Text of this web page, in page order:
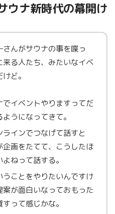
ウナ新時代の幕開け
んがサウナの事を喋っ
来る人たち、みたいなイベ
ど。
でイベントやりますってだ
うになってきて。
インでつなげて話すと
企画をたてて、こうしたほ
ねって話する。
うことをやりたいんですけ
案が面白いなっておもった
って感じかな。